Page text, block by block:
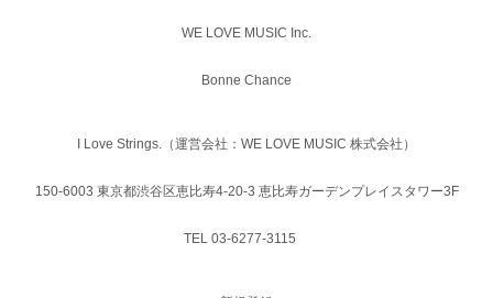
WE LOVE MUSIC Inc.
Bonne Chance
I Love Strings.（運営会社：WE LOVE MUSIC 株式会社）
150-6003 東京都渋谷区恵比寿4-20-3 恵比寿ガーデンプレイスタワー3F
TEL 03-6277-3115